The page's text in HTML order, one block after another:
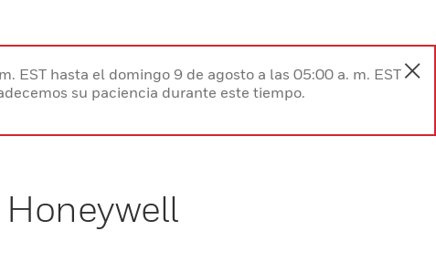
EST hasta el domingo 9 de agosto a las 05:00 a. m. EST
su paciencia durante este tiempo.